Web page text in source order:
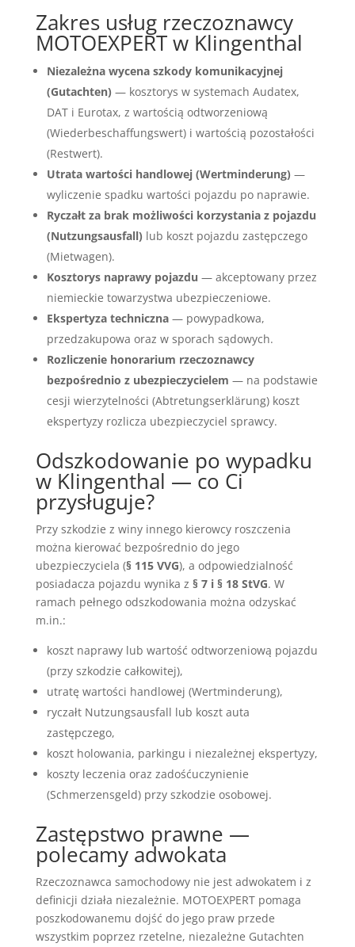
Zakres usług rzeczoznawcy
MOTOEXPERT w Klingenthal
Niezależna wycena szkody komunikacyjnej
(Gutachten) — kosztorys w systemach Audatex,
DAT i Eurotax, z wartością odtworzeniową
(Wiederbeschaffungswert) i wartością pozostałości
(Restwert).
Utrata wartości handlowej (Wertminderung) —
wyliczenie spadku wartości pojazdu po naprawie.
Ryczałt za brak możliwości korzystania z pojazdu
(Nutzungsausfall) lub koszt pojazdu zastępczego
(Mietwagen).
Kosztorys naprawy pojazdu — akceptowany przez
niemieckie towarzystwa ubezpieczeniowe.
Ekspertyza techniczna— powypadkowa,
przedzakupowa oraz w sporach sądowych.
Rozliczenie honorarium rzeczoznawcy
bezpośrednio z ubezpieczycielem — na podstawie
cesji wierzytelności (Abtretungserklärung) koszt
ekspertyzy rozlicza ubezpieczyciel sprawcy.
Odszkodowanie po wypadku
w Klingenthal — co Ci
przysługuje?
Przy szkodzie z winy innego kierowcy roszczenia
można kierować bezpośrednio do jego
ubezpieczyciela (§ 115 VVG), a odpowiedzialność
posiadacza pojazdu wynika z § 7 i § 18 StVG. W
ramach pełnego odszkodowania można odzyskać
m.in.:
koszt naprawy lub wartość odtworzeniową pojazdu
(przy szkodzie całkowitej),
utratę wartości handlowej (Wertminderung),
ryczałt Nutzungsausfall lub koszt auta
zastępczego,
koszt holowania, parkingu i niezależnej ekspertyzy,
koszty leczenia oraz zadośćuczynienie
(Schmerzensgeld) przy szkodzie osobowej.
Zastępstwo prawne —
polecamy adwokata
Rzeczoznawca samochodowy nie jest adwokatem i z
definicji działa niezależnie. MOTOEXPERT pomaga
poszkodowanemu dojść do jego praw przede
wszystkim poprzez rzetelne, niezależne Gutachten